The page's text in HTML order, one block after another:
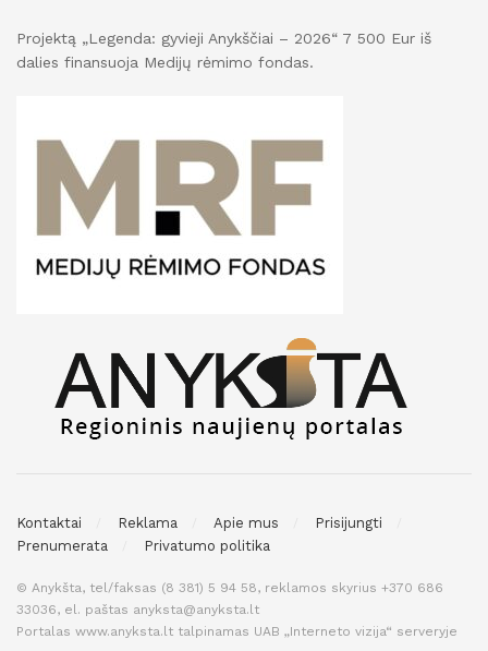
Projektą „Legenda: gyvieji Anykščiai – 2026“ 7 500 Eur iš
dalies finansuoja Medijų rėmimo fondas.
Kontaktai Reklama Apie mus
Prisijungti
Prenumerata
Privatumo politika
© Anykšta, tel/faksas (8 381) 5 94 58, reklamos skyrius +370 686
33036, el. paštas anyksta@anyksta.lt
Portalas www.anyksta.lt talpinamas UAB „Interneto vizija“ serveryje